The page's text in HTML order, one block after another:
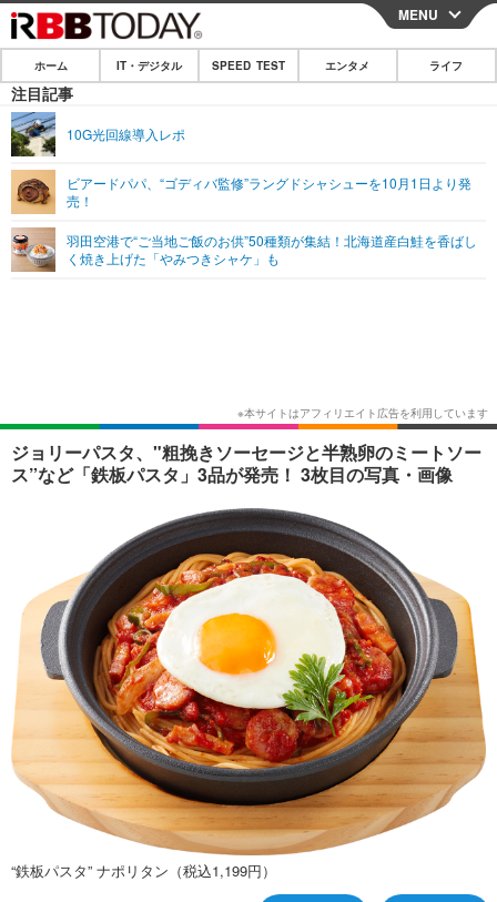
CLOSE
ホーム
IT・デジタル
ショッピング その他
SPEED TEST
エンタメ
エンタメTOP
ショッピング その他
ライフ
MENU
ホーム IT・デジタル SPEED TEST エンタメ ライフ
注目記事
10G光回線導入レポ
ビアードパパ、“ゴディバ監修”ラングドシャシューを10月1日より発
売！
羽田空港で“ご当地ご飯のお供”50種類が集結！北海道産白鮭を香ばし
く焼き上げた「やみつきシャケ」も
ジョリーパスタ、"粗挽きソーセージと半熟卵のミートソー
ス”など「鉄板パスタ」3品が発売！ 3枚目の写真・画像
“鉄板パスタ” ナポリタン（税込1,199円）